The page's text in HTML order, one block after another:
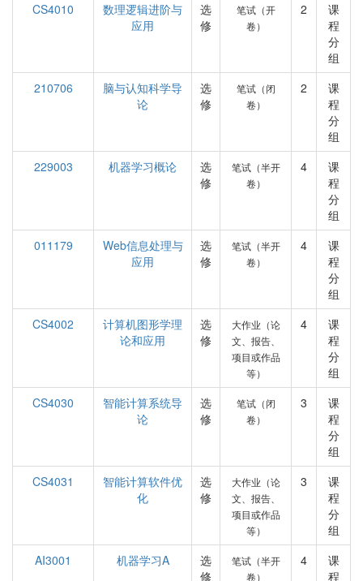
CS4010
数理逻辑进阶与
应用
选
修
笔试（开
卷）
2
课
程
分
组
210706
脑与认知科学导
论
选
修
笔试（闭
卷）
2
课
程
分
组
229003
机器学习概论
选
修
笔试（半开
卷）
4
课
程
分
组
011179
Web信息处理与
应用
选
修
笔试（半开
卷）
4
课
程
分
组
CS4002
计算机图形学理
论和应用
选
修
大作业（论
文、报告、
项目或作品
等）
4
课
程
分
组
CS4030
智能计算系统导
论
选
修
笔试（闭
卷）
3
课
程
分
组
CS4031
智能计算软件优
化
选
修
大作业（论
文、报告、
项目或作品
等）
3
课
程
分
组
AI3001
机器学习A
选
修
笔试（半开
卷）
4
课
程